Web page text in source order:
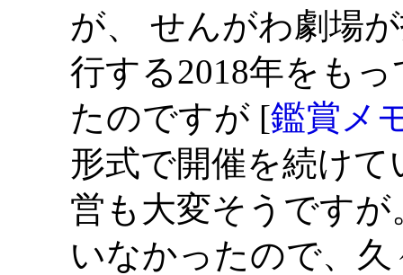
が、 せんがわ劇場
行する2018年をも
たのですが [鑑賞メ
形式で開催を続け
営も大変そうですが
いなかったので、